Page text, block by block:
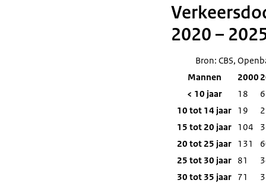
Jaar
Aantal
2000 1.166
20021.066
2003
1.088
2004
881
2005
817
2006
811
2007
791
2008
750
2020 –
Bron: CBS,
Mannen
2000
< 10 jaar
18 6
10 tot 14 jaar 19 2
15 tot 20 jaar 104
20 tot 25 jaar 131
25 tot 30 jaar 81
30 tot 35 jaar 71